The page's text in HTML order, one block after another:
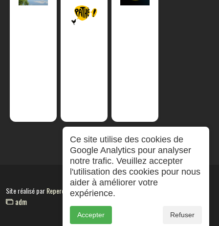
Site réalisé parRepereCom
adm
Ce site utilise des cookies de
Google Analytics pour analyser
notre trafic. Veuillez accepter
l'utilisation des cookies pour nous
aider à améliorer votre
expérience.
Accepter Refuser